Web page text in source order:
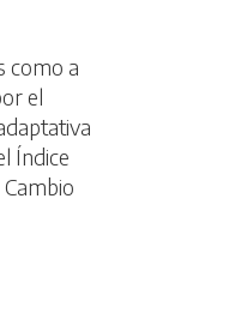
como a
el
Índice